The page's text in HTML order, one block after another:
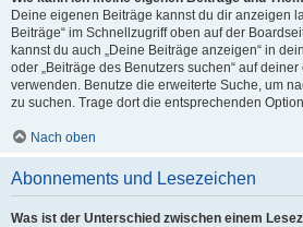
Deine eigenen Beiträge kannst du dir anzeigen
Beiträge“ im Schnellzugriff oben auf der
kannst du auch „Deine Beiträge anzeigen“ in
oder „Beiträge des Benutzers suchen“ auf
verwenden. Benutze die erweiterte Suche, um
zu suchen. Trage dort die entsprechenden
Nach oben
Abonnements und Lesezeichen
Was ist der Unterschied zwischen einem